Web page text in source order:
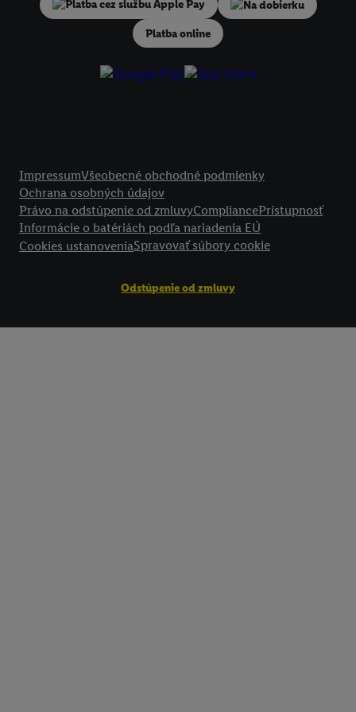
Na dobierku
Platba online
ImpressumVšeobecné obchodné podmienky
Ochrana osobných údajov
Právo na odstúpenie od zmluvyCompliancePrístupnosť
Informácie o batériách podľa nariadenia EÚ
Cookies ustanoveniaSpravovať súbory cookie
Odstúpenie od zmluvy
V časti "Prispôsobiť " môžete povoliť jednotlivé účely a nájsť ďalšie
podmienkach spracúvania osobných údajov.
Odmietnuť
" môžete povoliť iba používanie
technológií. Kliknutím na "
Súhlasím" vyjadríte súhlas so spracúvaním
vyššie uvedené účely. Ďalšie informácie vrátane informácií o dobe